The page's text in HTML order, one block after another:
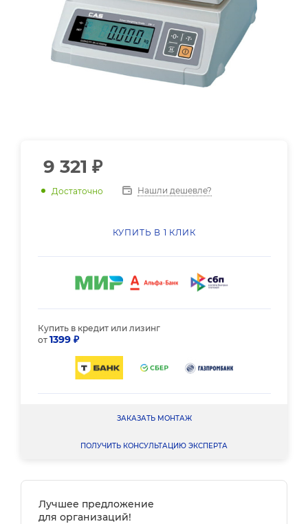
9 321 ₽
Достаточно Нашли дешевле?
КУПИТЬ В 1 КЛИК
Купить в кредит или лизинг
от 1399 ₽
ЗАКАЗАТЬ МОНТАЖ
ПОЛУЧИТЬ КОНСУЛЬТАЦИЮ ЭКСПЕРТА
Лучшее предложение
для организаций!